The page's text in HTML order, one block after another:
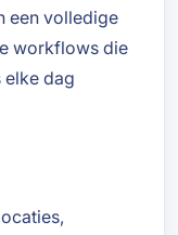
een volledige
workflows die
elke dag